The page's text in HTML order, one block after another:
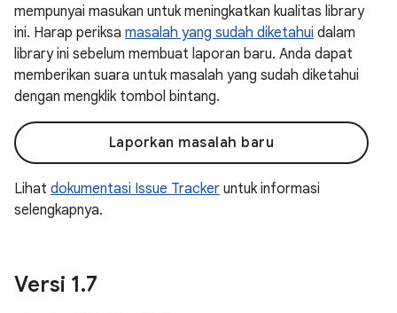
mempunyai masukan untuk meningkatkan kualitas library
ini. Harap periksa masalah yang sudah diketahui dalam
library ini sebelum membuat laporan baru. Anda dapat
memberikan suara untuk masalah yang sudah diketahui
dengan mengklik tombol bintang.
Laporkan masalah baru
Lihat dokumentasi Issue Tracker untuk informasi
selengkapnya.
Versi 1.7